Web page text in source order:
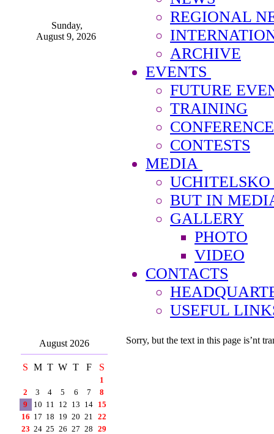
Sunday,
August 9, 2026
REGIONAL
ARCHIVE
EVENTS
FUTURE
TRAINING
CONTESTS
MEDIA
BUT IN
GALLERY
PHOTO
VIDEO
CONTACTS
USEFUL
August 2026
S M T W T F S
1
2
3 4 5 6 7
8
9
10 11 12 13 14 15
16 17 18 19 20 21 22
23 24 25 26 27 28 29
Sorry, but the text in this page is’nt